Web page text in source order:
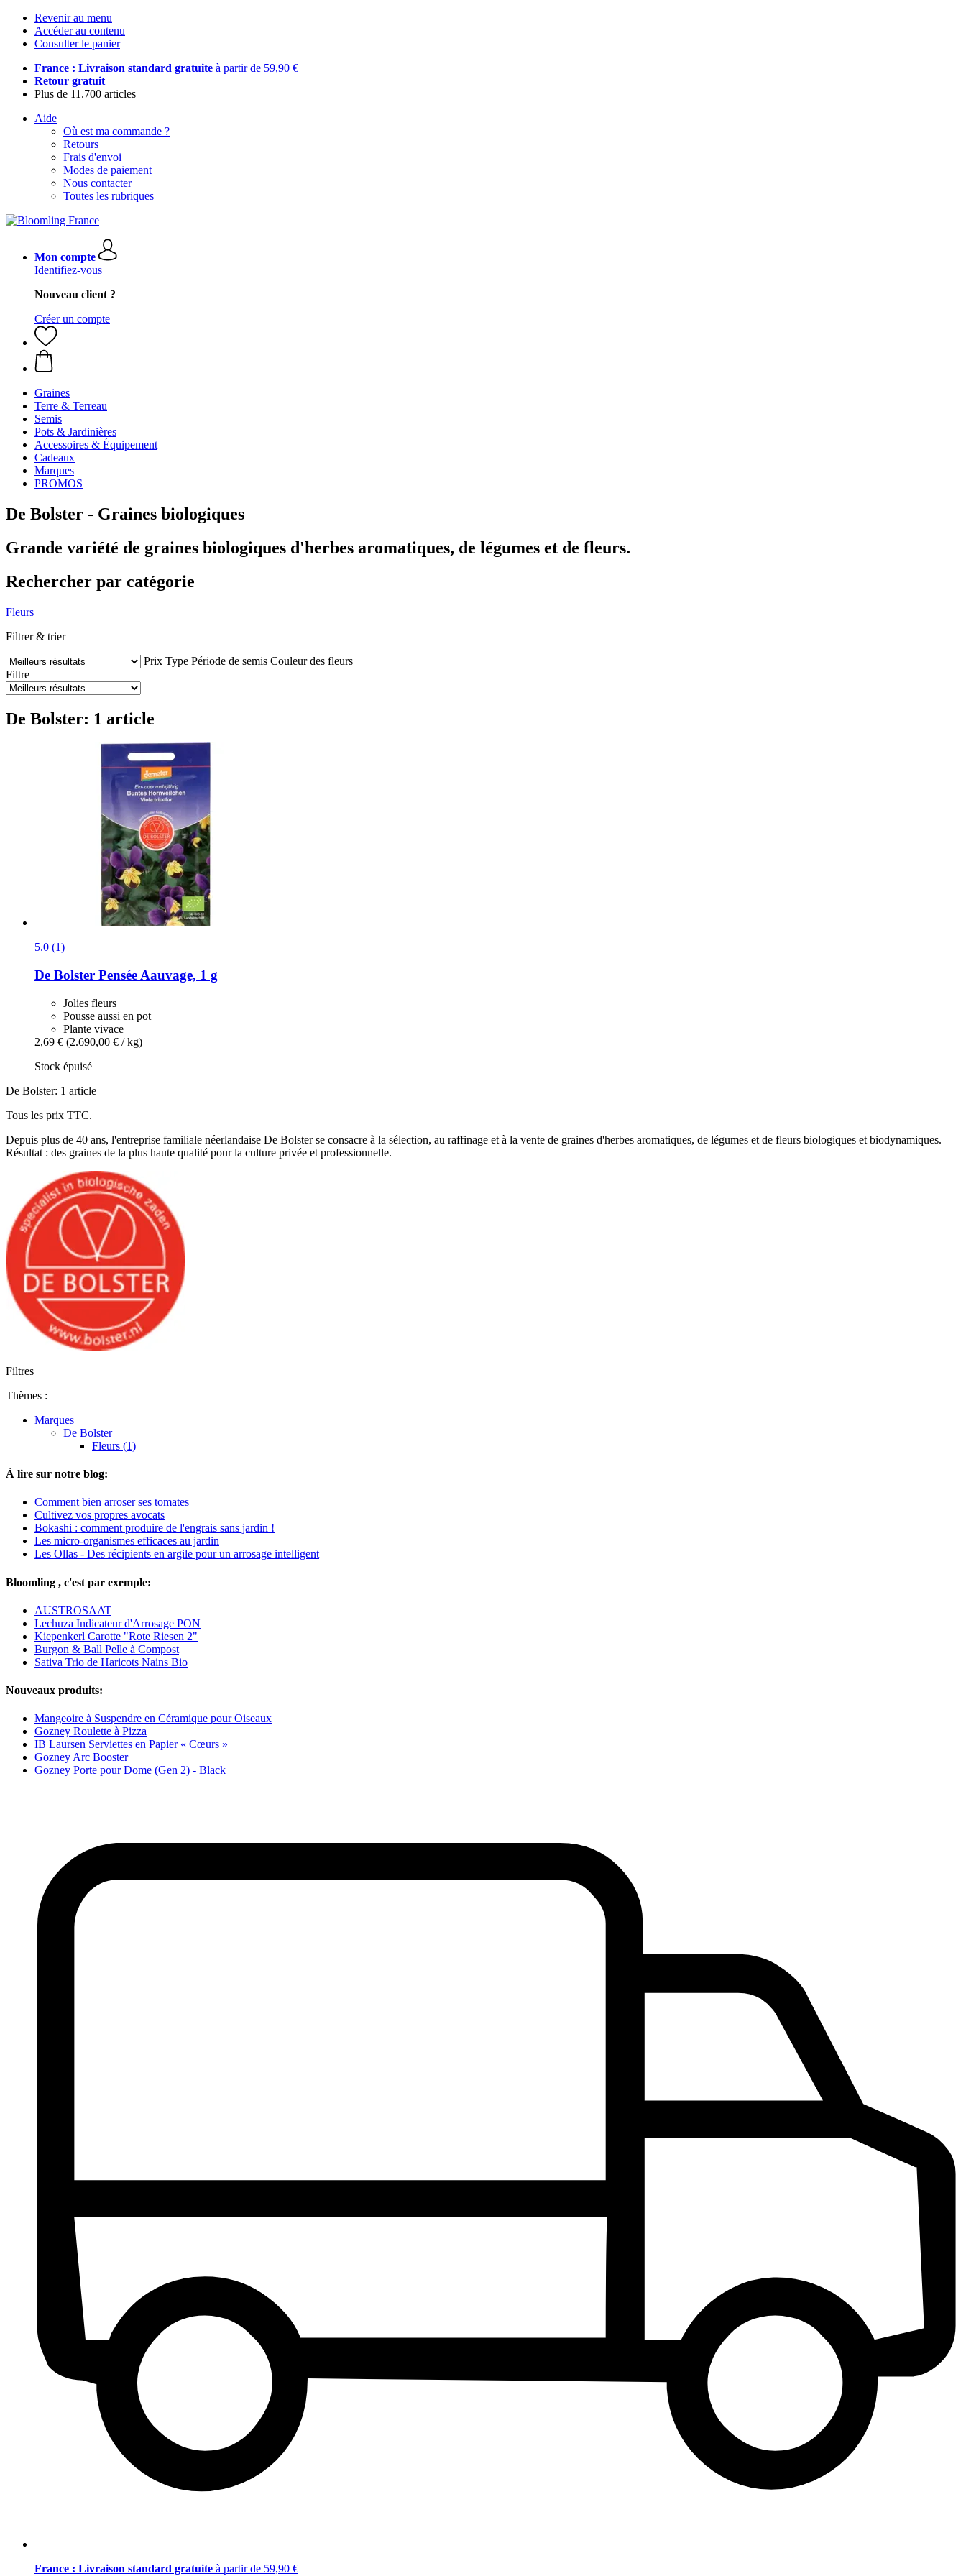
Revenir au menu
Accéder au contenu
Consulter le panier
France : Livraison standard gratuite à partir de 59,90 €
Retour gratuit
Plus de 11.700 articles
Aide
Où est ma commande ?
Retours
Frais d'envoi
Modes de paiement
Nous contacter
Toutes les rubriques
Mon compte
Identifiez-vous
Nouveau client ?
Créer un compte
Graines
Terre & Terreau
Semis
Pots & Jardinières
Accessoires & Équipement
Cadeaux
Marques
PROMOS
De Bolster - Graines biologiques
Grande variété de graines biologiques d'herbes aromatiques, de légumes et de fleurs.
Rechercher par catégorie
Fleurs
Filtrer & trier
Prix Type Période de semis Couleur des fleurs
Filtre
De Bolster: 1 article
5.0 (1)
De Bolster Pensée Aauvage, 1 g
Jolies fleurs
Pousse aussi en pot
Plante vivace
2,69 € (2.690,00 € / kg)
Stock épuisé
De Bolster: 1 article
Tous les prix TTC.
Depuis plus de 40 ans, l'entreprise familiale néerlandaise De Bolster se consacre à la sélection, au raffinage et à la vente de graines d'herbes aromatiques, de légumes et de fleurs biologiques et biodynamiques.
Résultat : des graines de la plus haute qualité pour la culture privée et professionnelle.
Filtres
Thèmes :
Marques
De Bolster
Fleurs (1)
À lire sur notre blog:
Comment bien arroser ses tomates
Cultivez vos propres avocats
Bokashi : comment produire de l'engrais sans jardin !
Les micro-organismes efficaces au jardin
Les Ollas - Des récipients en argile pour un arrosage intelligent
Bloomling , c'est par exemple:
AUSTROSAAT
Lechuza Indicateur d'Arrosage PON
Kiepenkerl Carotte "Rote Riesen 2"
Burgon & Ball Pelle à Compost
Sativa Trio de Haricots Nains Bio
Nouveaux produits:
Mangeoire à Suspendre en Céramique pour Oiseaux
Gozney Roulette à Pizza
IB Laursen Serviettes en Papier « Cœurs »
Gozney Arc Booster
Gozney Porte pour Dome (Gen 2) - Black
France : Livraison standard gratuite à partir de 59,90 €